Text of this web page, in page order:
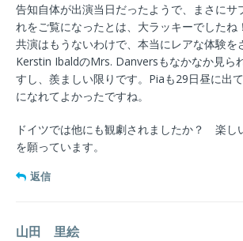
告知自体が出演当日だったようで、まさに
れをご覧になったとは、大ラッキーでした
共演はもうないわけで、本当にレアな体験
Kerstin IbaldのMrs. Danversもなかなか見ら
すし、羨ましい限りです。Piaも29日昼に出
になれてよかったですね。
ドイツでは他にも観劇されましたか？ 楽し
を願っています。
返信
山田 里絵